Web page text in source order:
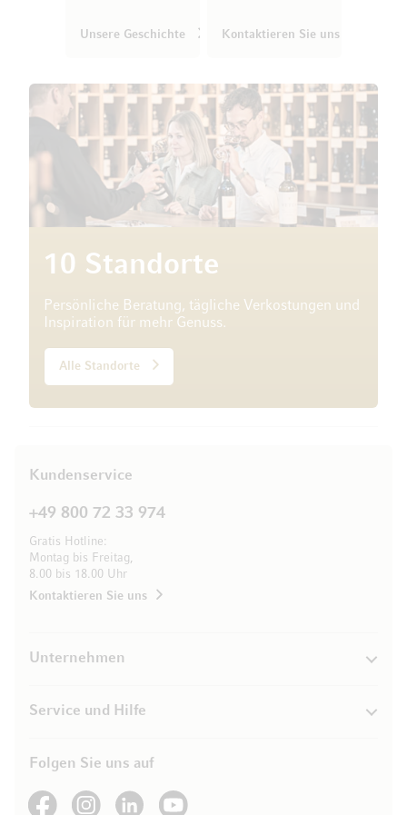
Unsere Geschichte Kontaktieren Sie uns
10 Standorte
Persönliche Beratung, tägliche Verkostungen und
Inspiration für mehr Genuss.
Alle Standorte
Kundenservice
+49 800 72 33 974
Gratis Hotline:
Montag bis Freitag,
8.00 bis 18.00 Uhr
Kontaktieren Sie uns
Unternehmen
Service und Hilfe
Folgen Sie uns auf
See our FacebookSee our Instagram account
See our LinkedInSee our YouTube channel